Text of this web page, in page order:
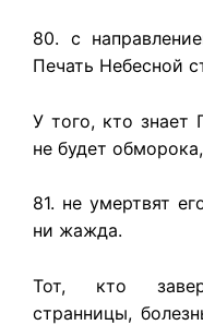
80. с
Печать Небесной
У того, кто знает
не будет обморока,
81. не умертвят
ни жажда.
Тот, кто
странницы,